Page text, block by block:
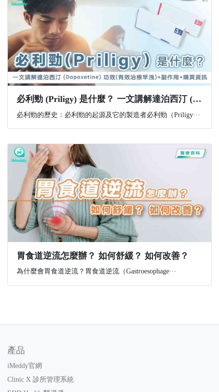
必利勁 (Priligy) 是什麼？ 一文講解達泊西汀 (Dapoxetine) 功效(有效治療早洩)+副作用+購買資訊
必利勁的歷史：必利勁的起源及它的製造者必利勁（Priligy···
胃食道逆流怎麼辦？ 如何舒緩？ 如何改善？
為什麼會胃食道逆流？胃食道逆流（Gastroesophage···
產品
iMeddy官網
Clinic X 診所管理系統